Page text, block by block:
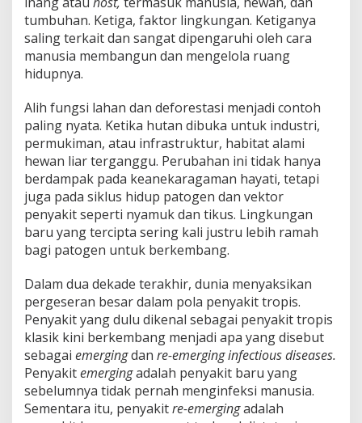
tumbuhan. Ketiga, faktor lingkungan. Ketiganya
saling terkait dan sangat dipengaruhi oleh cara
manusia membangun dan mengelola ruang
hidupnya.
Alih fungsi lahan dan deforestasi menjadi contoh
paling nyata. Ketika hutan dibuka untuk industri,
permukiman, atau infrastruktur, habitat alami
hewan liar terganggu. Perubahan ini tidak hanya
berdampak pada keanekaragaman hayati, tetapi
juga pada siklus hidup patogen dan vektor
penyakit seperti nyamuk dan tikus. Lingkungan
baru yang tercipta sering kali justru lebih ramah
bagi patogen untuk berkembang.
Dalam dua dekade terakhir, dunia menyaksikan
pergeseran besar dalam pola penyakit tropis.
Penyakit yang dulu dikenal sebagai penyakit tropis
klasik kini berkembang menjadi apa yang disebut
sebagai emergingdan re-emerging infectious diseases.
Penyakitemergingadalah penyakit baru yang
sebelumnya tidak pernah menginfeksi manusia.
Sementara itu, penyakitre-emergingadalah